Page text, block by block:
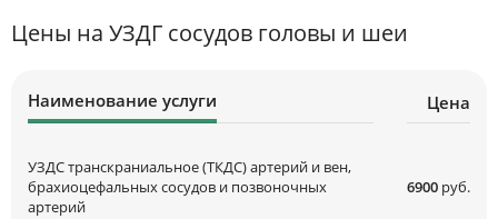
Цены на УЗДГ сосудов головы и шеи
Наименование услуги Цена
УЗДС транскраниальное (ТКДС) артерий и вен,
брахиоцефальных сосудов и позвоночных
артерий
6900 руб.